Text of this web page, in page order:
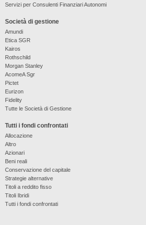
Servizi per Consulenti Finanziari Autonomi
Società di gestione
Amundi
Etica SGR
Kairos
Rothschild
Morgan Stanley
AcomeA Sgr
Pictet
Eurizon
Fidelity
Tutte le Società di Gestione
Tutti i fondi confrontati
Allocazione
Altro
Azionari
Beni reali
Conservazione del capitale
Strategie alternative
Titoli a reddito fisso
Titoli Ibridi
Tutti i fondi confrontati